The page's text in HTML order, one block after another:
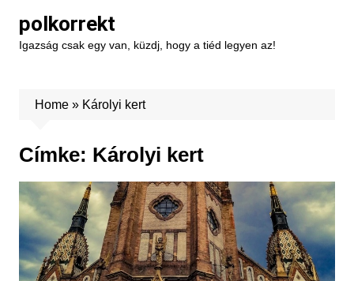
content
polkorrekt
Igazság csak egy van, küzdj, hogy a tiéd legyen az!
Home» Károlyi kert
Címke: Károlyi kert